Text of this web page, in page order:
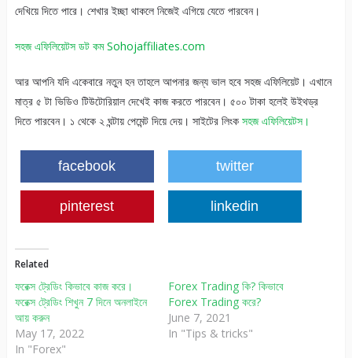
দেখিয়ে দিতে পারে। শেখার ইচ্ছা থাকলে নিজেই এগিয়ে যেতে পারবেন।
সহজ এফিলিয়েটস ডট কম Sohojaffiliates.com
আর আপনি যদি একেবারে নতুন হন তাহলে আপনার জন্য ভাল হবে সহজ এফিলিয়েট। এখানে
মাত্র ৫ টা ভিডিও টিউটোরিয়াল দেখেই কাজ করতে পারবেন। ৫০০ টাকা হলেই উইথড্র
দিতে পারবেন। ১ থেকে ২ ঘন্টায় পেমেন্ট দিয়ে দেয়। সাইটের লিংকসহজ এফিলিয়েটস।
facebook twitter
pinterest linkedin
Related
ফরেক্স ট্রেডিং কিভাবে কাজ করে।
ফরেক্স ট্রেডিং শিখুন 7 দিনে অনলাইনে
আয় করুন
May 17, 2022
In "Forex"
Forex Trading কি? কিভাবে
Forex Trading করে?
June 7, 2021
In "Tips & tricks"